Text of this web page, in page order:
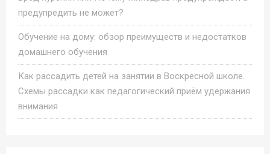
предупредить не может?
Обучение на дому: обзор преимуществ и недостатков
домашнего обучения
Как рассадить детей на занятии в Воскресной школе.
Схемы рассадки как педагогический приём удержания
внимания